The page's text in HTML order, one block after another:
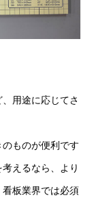
用途に応じてさ
ものが便利です
えるなら、より
板業界では必須